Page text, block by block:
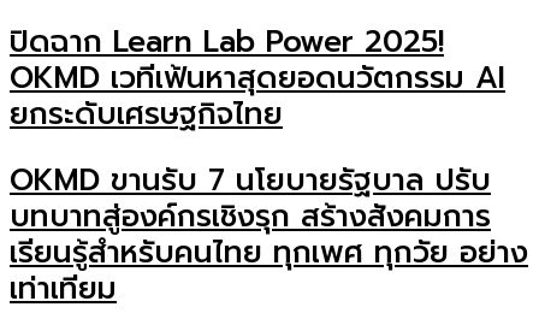
ปิดฉาก Learn Lab Power 2025!
OKMD เวทีเฟ้นหาสุดยอดนวัตกรรม AI
ยกระดับเศรษฐกิจไทย
OKMD ขานรับ 7 นโยบายรัฐบาล ปรับ
บทบาทสู่องค์กรเชิงรุก สร้างสังคมการ
เรียนรู้สำหรับคนไทย ทุกเพศ ทุกวัย อย่าง
เท่าเทียม